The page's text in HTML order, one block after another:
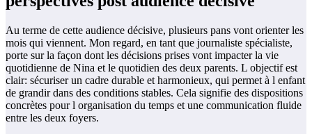
Au terme de cette audience décisive, plusieurs pans vont orienter les
mois qui viennent. Mon regard, en tant que journaliste spécialiste,
porte sur la façon dont les décisions prises vont impacter la vie
quotidienne de Nina et le quotidien des deux parents. L objectif est
clair: sécuriser un cadre durable et harmonieux, qui permet à l enfant
de grandir dans des conditions stables. Cela signifie des dispositions
concrètes pour l organisation du temps et une communication fluide
entre les deux foyers.